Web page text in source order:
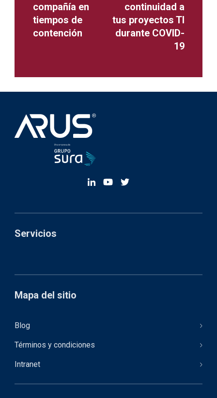
compañía en
tiempos de
contención
continuidad a
tus proyectos TI
durante COVID-
19
Servicios
Mapa del sitio
Blog
Términos y condiciones
Intranet